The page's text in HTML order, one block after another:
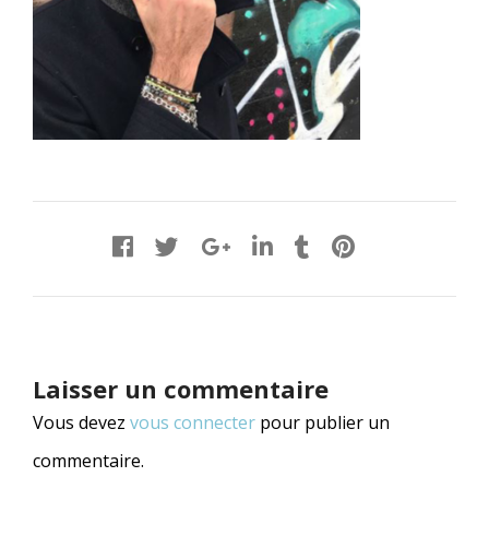
Laisser un commentaire
Vous devez vous connecter pour publier un
commentaire.